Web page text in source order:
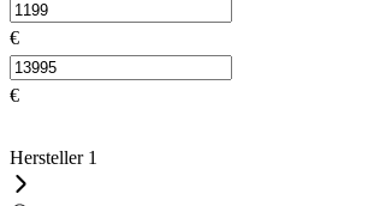
€
€
Hersteller 1